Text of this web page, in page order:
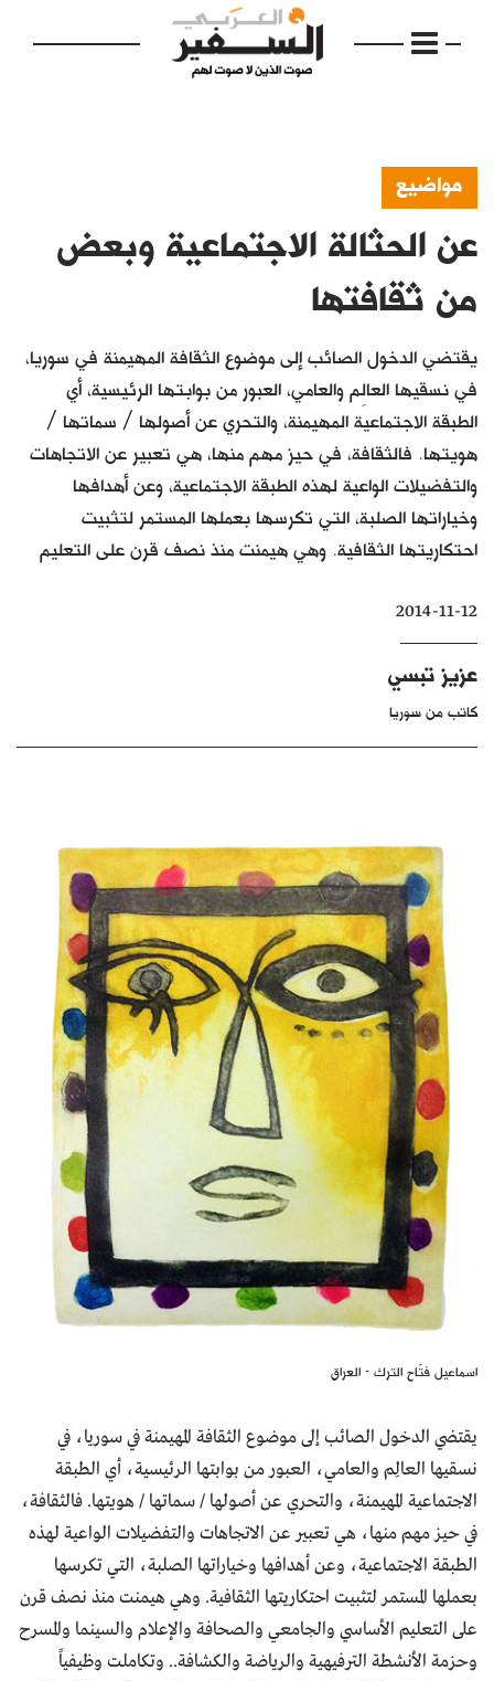
الرئيسية
مواضيع
فكرة
دفاتر
بالصورة
كتّابنا
الأرشيف
مواضيع
عن الحثالة الاجتماعية وبعض
من ثقافتها
يقتضي الدخول الصائب إلى موضوع الثقافة المهيمنة في سوريا،
في نسقيها العالِم والعامي، العبور من بوابتها الرئيسية، أي
الطبقة الاجتماعية المهيمنة، والتحري عن أصولها / سماتها /
هويتها. فالثقافة، في حيز مهم منها، هي تعبير عن الاتجاهات
والتفضيلات الواعية لهذه الطبقة الاجتماعية، وعن أهدافها
وخياراتها الصلبة، التي تكرسها بعملها المستمر لتثبيت
احتكاريتها الثقافية. وهي هيمنت منذ نصف قرن على التعليم
2014-11-12
عزيز تبسي
كاتب من سوريا
اسماعيل فتّاح الترك - العراق
يقتضي الدخول الصائب إلى موضوع الثقافة المهيمنة في سوريا، في
نسقيها العالِم والعامي، العبور من بوابتها الرئيسية، أي الطبقة
الاجتماعية المهيمنة، والتحري عن أصولها / سماتها / هويتها. فالثقافة،
في حيز مهم منها، هي تعبير عن الاتجاهات والتفضيلات الواعية لهذه
الطبقة الاجتماعية، وعن أهدافها وخياراتها الصلبة، التي تكرسها
بعملها المستمر لتثبيت احتكاريتها الثقافية. وهي هيمنت منذ نصف قرن
على التعليم الأساسي والجامعي والصحافة والإعلام والسينما والمسرح
وحزمة الأنشطة الترفيهية والرياضة والكشافة.. وتكاملت وظيفياً